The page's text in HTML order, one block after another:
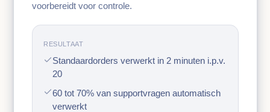
voorbereidt voor controle.
RESULTAAT
Standaardorders verwerkt in 2 minuten i.p.v.
20
60 tot 70% van supportvragen automatisch
verwerkt